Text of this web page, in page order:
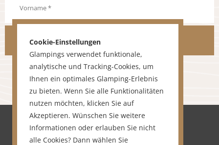
ANMELDEN
Cookie-Einstellungen
Glampings verwendet funktionale,
analytische und Tracking-Cookies, um
Ihnen ein optimales Glamping-Erlebnis
zu bieten. Wenn Sie alle Funktionalitäten
nutzen möchten, klicken Sie auf
Akzeptieren. Wünschen Sie weitere
Informationen oder erlauben Sie nicht
alle Cookies? Dann wählen Sie